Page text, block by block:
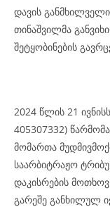
დავის
თინაშვილმა
შეტყობინების
2024 წლის 21
405307332)
მომართა
საარბიტრაჟო
დაკისრების
გარეშე განხილულ